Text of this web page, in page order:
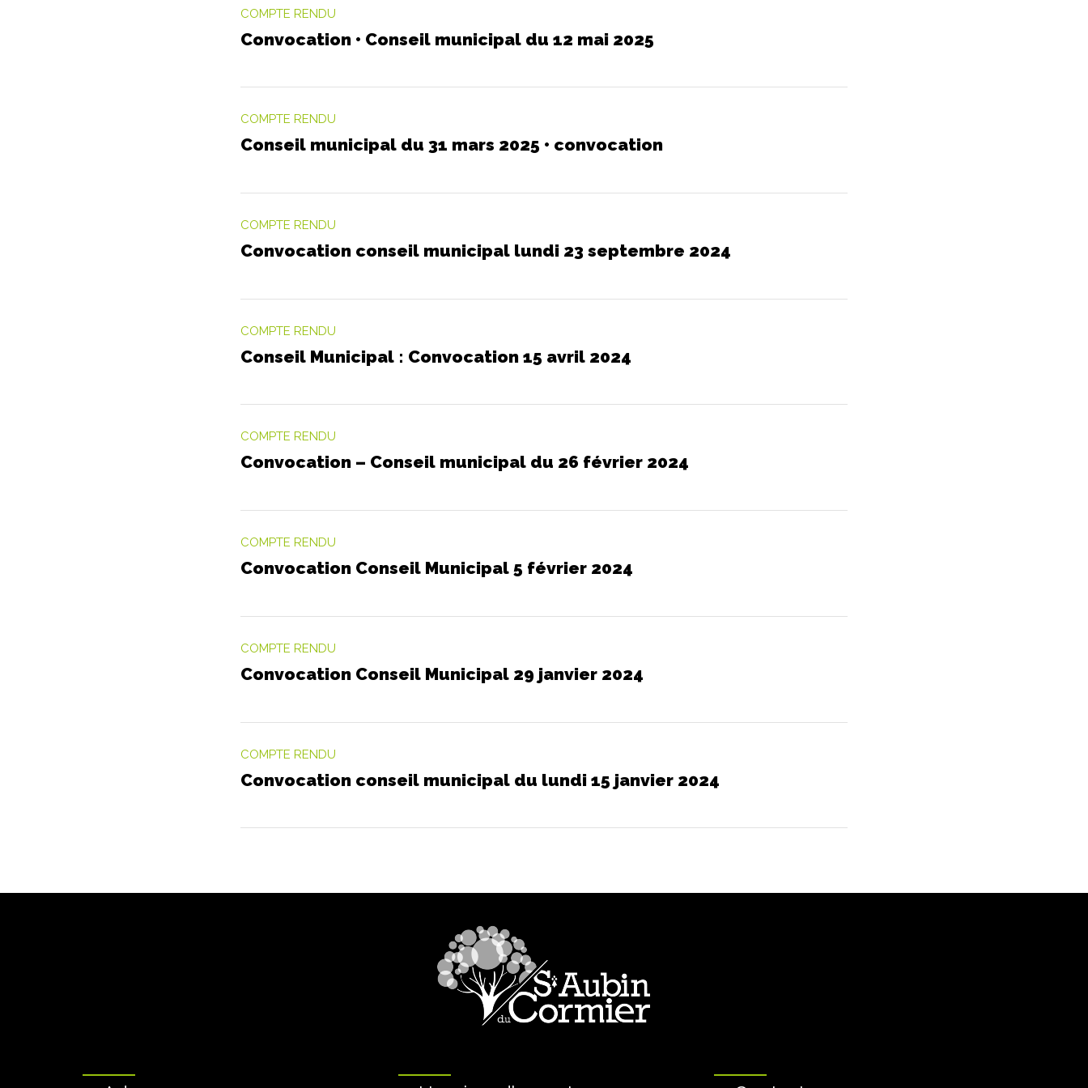
COMPTE RENDU
Convocation • Conseil municipal du 12 mai 2025
COMPTE RENDU
Conseil municipal du 31 mars 2025 • convocation
COMPTE RENDU
Convocation conseil municipal lundi 23 septembre 2024
COMPTE RENDU
Conseil Municipal : Convocation 15 avril 2024
COMPTE RENDU
Convocation – Conseil municipal du 26 février 2024
COMPTE RENDU
Convocation Conseil Municipal 5 février 2024
COMPTE RENDU
Convocation Conseil Municipal 29 janvier 2024
COMPTE RENDU
Convocation conseil municipal du lundi 15 janvier 2024